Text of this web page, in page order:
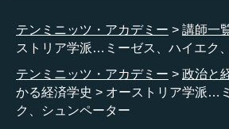
テンミニッツ・アカデミー 講師一
ストリア学派…ミーゼス、ハイエク
テンミニッツ・アカデミー
政治と
かる経済学史
オーストリア学派…
ク、シュンペーター